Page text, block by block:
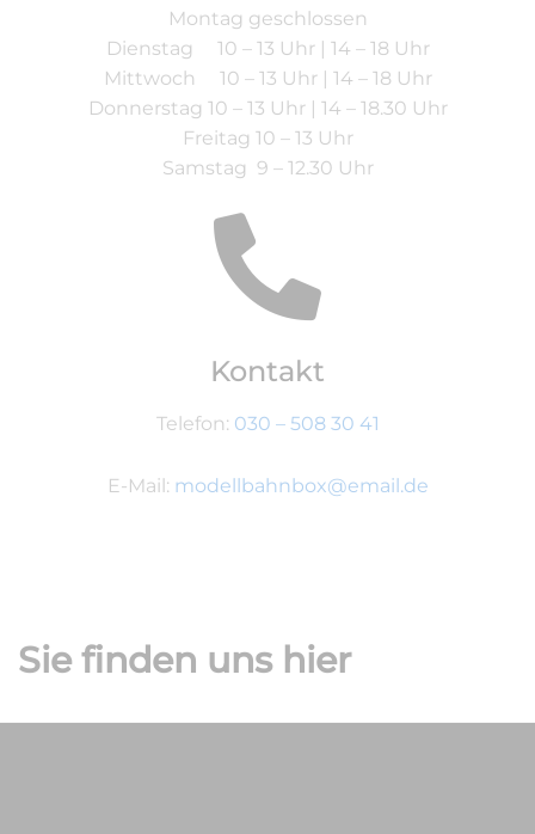
Montag geschlossen
Dienstag 10 – 13 Uhr | 14 – 18 Uhr
Mittwoch 10 – 13 Uhr | 14 – 18 Uhr
Donnerstag 10 – 13 Uhr | 14 – 18.30 Uhr
Freitag 10 – 13 Uhr
Samstag 9 – 12.30 Uhr
Kontakt
Telefon: 030 – 508 30 41
E-Mail: modellbahnbox@email.de
Sie finden uns hier